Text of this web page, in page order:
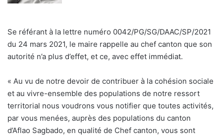
Se référant à la lettre numéro 0042/PG/SG/DAAC/SP/2021
du 24 mars 2021, le maire rappelle au chef canton que son
autorité n’a plus d’effet, et ce, avec effet immédiat.
« Au vu de notre devoir de contribuer à la cohésion sociale
et au vivre-ensemble des populations de notre ressort
territorial nous voudrons vous notifier que toutes activités,
par vous menées, auprès des populations du canton
d’Aflao Sagbado, en qualité de Chef canton, vous sont